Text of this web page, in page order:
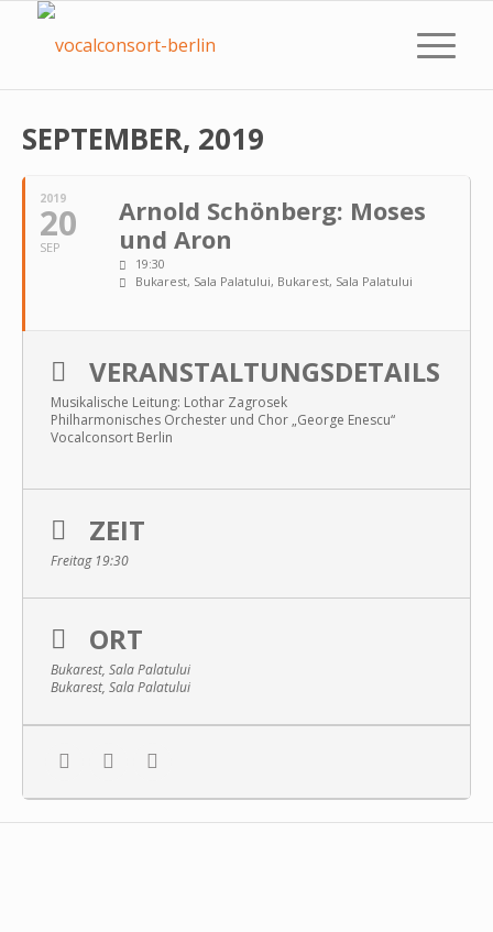
SEPTEMBER, 2019
2019
20
SEP
Arnold Schönberg: Moses
und Aron
19:30
Bukarest, Sala Palatului, Bukarest, Sala Palatului
VERANSTALTUNGSDETAILS
Musikalische Leitung: Lothar Zagrosek
Philharmonisches Orchester und Chor „George Enescu“
Vocalconsort Berlin
ZEIT
Freitag 19:30
ORT
Bukarest, Sala Palatului
Bukarest, Sala Palatului